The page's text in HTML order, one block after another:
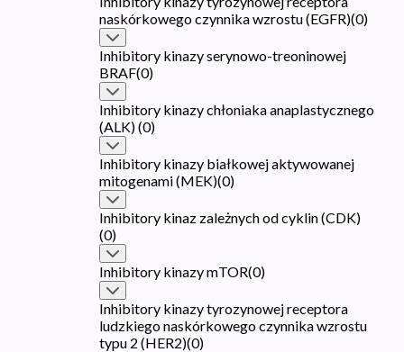
naskórkowego czynnika wzrostu (EGFR)(0)
Inhibitory kinazy serynowo-treoninowej
BRAF(0)
Inhibitory kinazy chłoniaka anaplastycznego
(ALK)(0)
Inhibitory kinazy białkowej aktywowanej
mitogenami (MEK)(0)
Inhibitory kinaz zależnych od cyklin (CDK)
(0)
Inhibitory kinazy mTOR(0)
Inhibitory kinazy tyrozynowej receptora
ludzkiego naskórkowego czynnika wzrostu
typu 2 (HER2)(0)